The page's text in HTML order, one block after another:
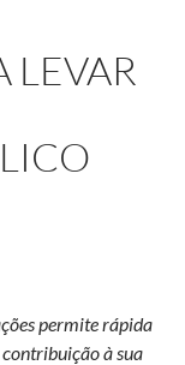
LEVAR
permite rápida
à sua